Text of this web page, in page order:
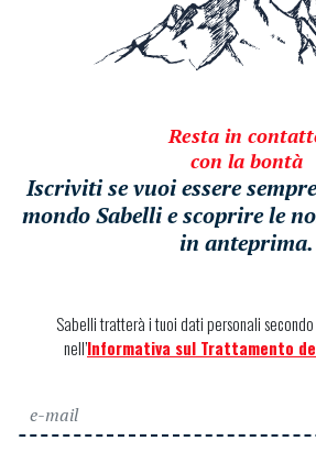
Resta in
con la bontà
Iscriviti se vuoi essere
mondo Sabelli e scoprire le
in anteprima.
Sabelli tratterà i tuoi dati personali
nell’Informativa sul Trattamento